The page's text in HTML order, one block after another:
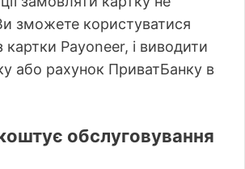
зможете користуватися
картки Payoneer, і виводити
або рахунок ПриватБанку в
обслуговування